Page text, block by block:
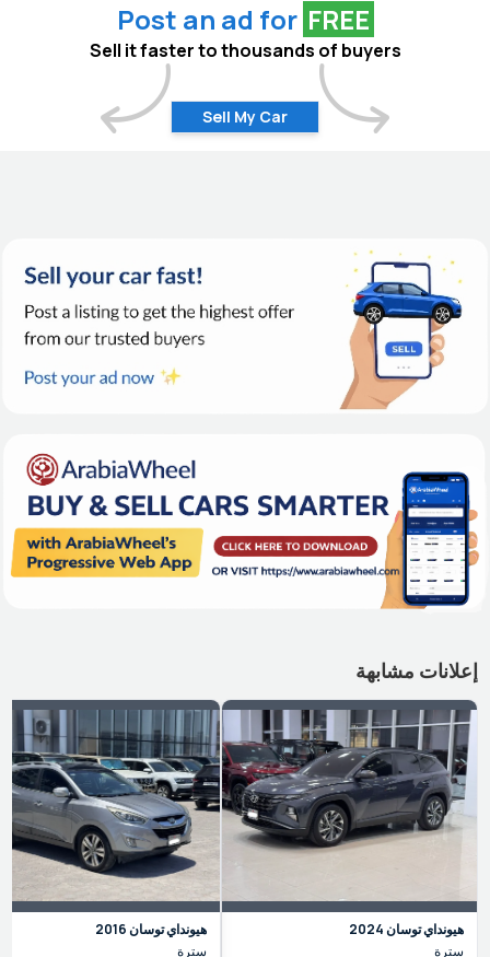
Post an ad for FREE
Sell it faster to thousands of buyers
Sell My Car
إعلانات مشابهة
هيوندايتوسان2024
سترة
هيوندايتوسان2016
سترة